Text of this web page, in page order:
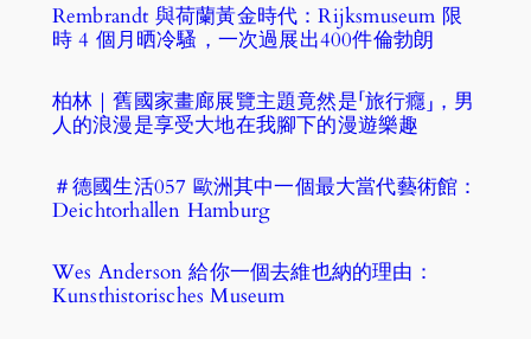
Rembrandt 與荷蘭黃金時代：Rijksmuseum 限
時 4 個月晒冷騷，一次過展出400件倫勃朗
柏林｜舊國家畫廊展覽主題竟然是「旅行癮」，男
人的浪漫是享受大地在我腳下的漫遊樂趣
＃德國生活057 歐洲其中一個最大當代藝術館：
Deichtorhallen Hamburg
Wes Anderson 給你一個去維也納的理由：
Kunsthistorisches Museum